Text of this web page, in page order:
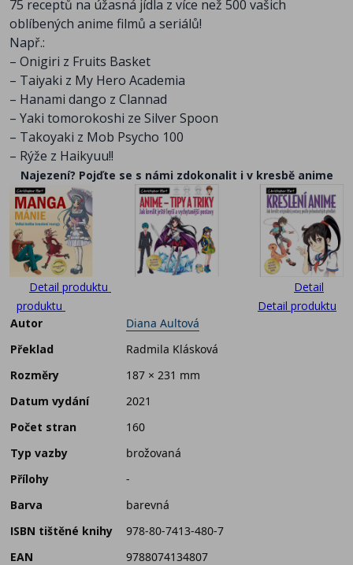
75 receptů na úžasná jídla z více než 500 vašich
oblíbených anime filmů a seriálů!
Např.:
– Onigiri z Fruits Basket
– Taiyaki z My Hero Academia
– Hanami dango z Clannad
– Yaki tomorokoshi ze Silver Spoon
– Takoyaki z Mob Psycho 100
– Rýže z Haikyuu!!
Najezení? Pojďte se s námi zdokonalit i v kresbě anime
Detail produktu
Detail
produktu
Detail produktu
Autor
Diana Aultová
Překlad
Radmila Klásková
Rozměry
187 × 231 mm
Datum vydání
2021
Počet stran
160
Typ vazby
brožovaná
Přílohy
-
Barva
barevná
ISBN tištěné knihy
978-80-7413-480-7
EAN
9788074134807